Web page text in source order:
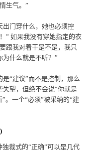
生气。”
出门穿什么，她也必须控
” 如果我没有穿她指定的衣
跟我对着干是不是，我只
什么就是不听？”
“建议”而不是控制，那么
望，但绝不会说“你就是
。一个“必须”被采纳的“建
裁式的“正确”可以是几代